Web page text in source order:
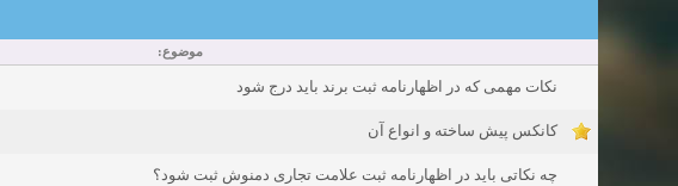
موضوع:
نکات مهمی که در اظهارنامه ثبت برند باید درج شود
کانکس پیش ساخته و انواع آن
چه نکاتی باید در اظهارنامه ثبت علامت تجاری دمنوش ثبت شود؟